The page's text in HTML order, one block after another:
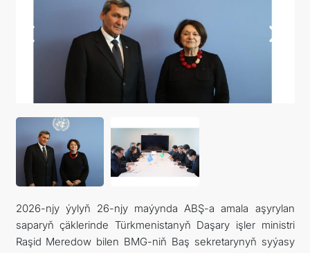
ARAGATNAŞYK
2026-njy ýylyň 26-njy maýynda ABŞ-a amala aşyrylan
saparyň çäklerinde Türkmenistanyň Daşary işler ministri
Raşid Meredow bilen BMG-niň Baş sekretarynyň syýasy